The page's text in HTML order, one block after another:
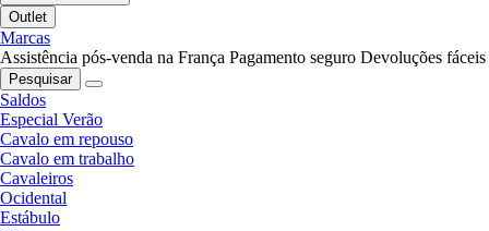
Outlet
Marcas
Assistência pós-venda na França Pagamento seguro Devoluções fáceis
Pesquisar
Saldos
Especial Verão
Cavalo em repouso
Cavalo em trabalho
Cavaleiros
Ocidental
Estábulo